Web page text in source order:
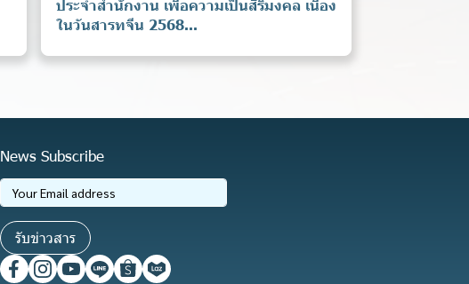
ประจำสำนักงาน เพื่อความเป็นสิริมงคล เนื่อง
ในวันสารทจีน 2568...
News Subscribe
รับข่าวสาร